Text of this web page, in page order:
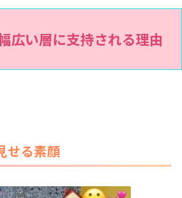
広い層に支持される理由
せる素顔